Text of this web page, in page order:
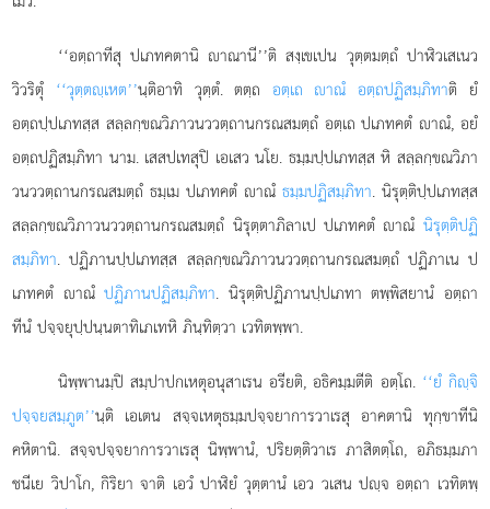
‘‘อตฺถาทีสุ ปเภทคตานิ าณานี’’ติ สงฺเขเปน วุตฺตมตฺถํ ปาฬิวเสเนว
วิวริตุํ ‘‘วุตฺตฺเหต’’นฺติอาทิ วุตฺตํ. ตตฺถ อตฺเถ าณํ อตฺถปฏิสมฺภิทาติ ยํ
อตฺถปฺปเภทสฺส สลฺลกฺขณวิภาวนววตฺถานกรณสมตฺถํ อตฺเถ ปเภทคตํ าณํ, อยํ
อตฺถปฏิสมฺภิทา นาม. เสสปเทสุปิ เอเสว นโย. ธมฺมปฺปเภทสฺส หิ สลฺลกฺขณวิภา
วนววตฺถานกรณสมตฺถํ ธมฺเม ปเภทคตํ าณํ ธมฺมปฏิสมฺภิทา. นิรุตฺติปฺปเภทสฺส
สลฺลกฺขณวิภาวนววตฺถานกรณสมตฺถํ นิรุตฺตาภิลาเป ปเภทคตํ าณํ นิรุตฺติปฏิ
สมฺภิทา. ปฏิภานปฺปเภทสฺส สลฺลกฺขณวิภาวนววตฺถานกรณสมตฺถํ ปฏิภาเน ป
เภทคตํ าณํปฏิภานปฏิสมฺภิทา. นิรุตฺติปฏิภานปฺปเภทา ตพฺพิสยานํ อตฺถา
ทีนํ ปจฺจยุปฺปนฺนตาทิเภเทหิ ภินฺทิตฺวา เวทิตพฺพา.
นิพฺพานมฺปิสมฺปาปกเหตุอนุสาเรน อรียติ, อธิคมฺมตีติ อตฺโถ. ‘‘ยํ กิฺจิ
ปจฺจยสมฺภูต’’นฺติ เอเตน สจฺจเหตุธมฺมปจฺจยาการวาเรสุ อาคตานิ ทุกฺขาทีนิ
คหิตานิ. สจฺจปจฺจยาการวาเรสุ นิพฺพานํ, ปริยตฺติวาเร ภาสิตตฺโถ, อภิธมฺมภา
ชนีเย วิปาโก, กิริยา จาติ เอวํ ปาฬิยํ วุตฺตานํ เอว วเสน ปฺจ อตฺถา เวทิตพฺ